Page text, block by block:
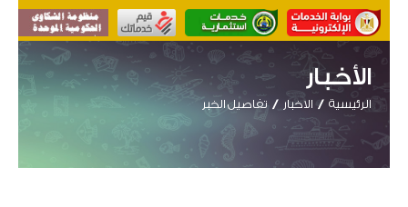
الأخبار
الرئيسية الاخبار تفاصيل الخبر